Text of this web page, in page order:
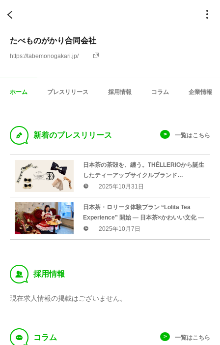
たべものがかり合同会社
https://tabemonogakari.jp/
ホーム プレスリリース 採用情報 コラム 企業情報
D 新着のプレスリリース 一覧はこちら
日本茶の茶殻を、纏う。THÉLLERIOから誕生
したティーアップサイクルブランド
「THÉLLERIO Dantelle（テレリオ ダンテ
ル）」がローンチ。
2025年10月31日
日本茶・ロリータ体験プラン “Lolita Tea
Experience” 開始 — 日本茶×かわいい文化 —
2025年10月7日
‰ 採用情報
現在求人情報の掲載はございません。
f コラム 一覧はこちら